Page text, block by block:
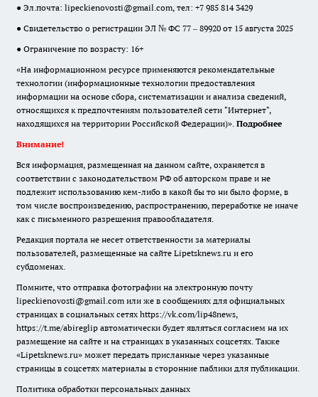
● Эл.почта: lipeckienovosti@gmail.com, тел: +7 985 814 3429
● Свидетельство о регистрации ЭЛ № ФС 77 – 89920 от 15 августа 2025
● Ограничение по возрасту: 16+
«На информационном ресурсе применяются рекомендательные
технологии (информационные технологии предоставления
информации на основе сбора, систематизации и анализа сведений,
относящихся к предпочтениям пользователей сети "Интернет",
находящихся на территории Российской Федерации)». Подробнее
Внимание!
Вся информация, размещенная на данном сайте, охраняется в
соответствии с законодательством РФ об авторском праве и не
подлежит использованию кем-либо в какой бы то ни было форме, в
том числе воспроизведению, распространению, переработке не иначе
как с письменного разрешения правообладателя.
Редакция портала не несет ответственности за материалы
пользователей, размещенные на сайте Lipetsknews.ru и его
субдоменах.
Помните, что отправка фотографии на электронную почту
lipeckienovosti@gmail.com или же в сообщениях для официальных
страницах в социальных сетях https://vk.com/lip48news,
https://t.me/abireglip автоматически будет являться согласием на их
размещение на сайте и на страницах в указанных соцсетях. Также
«Lipetsknews.ru» может передать присланные через указанные
страницы в соцсетях материалы в сторонние паблики для публикации.
Политика обработки персональных данных